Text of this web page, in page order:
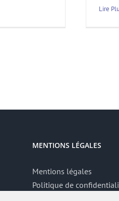
Lire
MENTIONS LÉGALES
Mentions légales
Politique de